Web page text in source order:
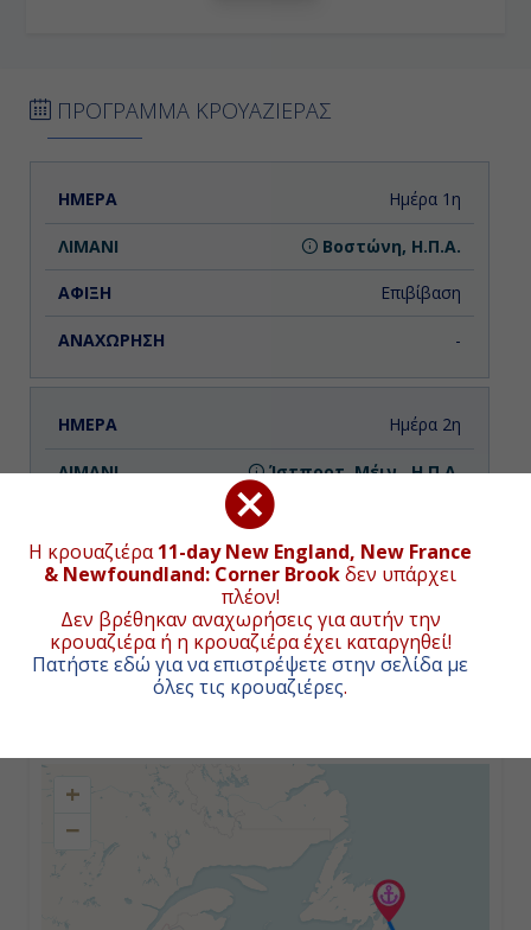
Η κρουαζιέρα11-day New England, New France
& Newfoundland: Corner Brookδεν υπάρχει
πλέον!
Δεν βρέθηκαν αναχωρήσεις για αυτήν την
κρουαζιέρα ή η κρουαζιέρα έχει καταργηθεί!
Πατήστε εδώ για να επιστρέψετε στην σελίδα με
όλες τις κρουαζιέρες.
ΠΡΟΓΡΑΜΜΑ ΚΡΟΥΑΖΙΕΡΑΣ
ΗΜΕΡΑ ΑΝΑΧΩΡΗΣΗ
Ημέρα 1η
Βοστώνη, Η.Π.Α.
Επιβίβαση
-
Ημέρα 2η
Ίστπορτ, Μέιν , Η.Π.Α.
8:00
Ημέρα 3η
Χάλιφαξ (Νόβα Σκότια), Καναδάς
Ημέρα 4η
ΧΑΡΤΗΣ ΚΡΟΥΑΖΙΕΡΑΣ
+
−